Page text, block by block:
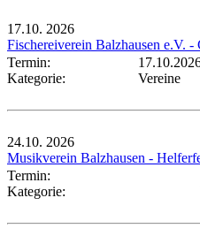
17.10. 2026
Fischereiverein Balzhausen e.V.
Termin:
Kategorie:
Vereine
24.10. 2026
Musikverein Balzhausen -
Termin:
Kategorie: